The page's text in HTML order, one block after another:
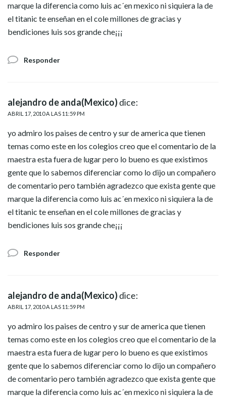
marque la diferencia como luis ac´en mexico ni siquiera la de
el titanic te enseñan en el cole millones de gracias y
bendiciones luis sos grande che¡¡¡
Responder
alejandro de anda(Mexico)dice:
ABRIL 17, 2010 A LAS 11:59 PM
yo admiro los paises de centro y sur de america que tienen
temas como este en los colegios creo que el comentario de la
maestra esta fuera de lugar pero lo bueno es que existimos
gente que lo sabemos diferenciar como lo dijo un compañero
de comentario pero también agradezco que exista gente que
marque la diferencia como luis ac´en mexico ni siquiera la de
el titanic te enseñan en el cole millones de gracias y
bendiciones luis sos grande che¡¡¡
Responder
alejandro de anda(Mexico)dice:
ABRIL 17, 2010 A LAS 11:59 PM
yo admiro los paises de centro y sur de america que tienen
temas como este en los colegios creo que el comentario de la
maestra esta fuera de lugar pero lo bueno es que existimos
gente que lo sabemos diferenciar como lo dijo un compañero
de comentario pero también agradezco que exista gente que
marque la diferencia como luis ac´en mexico ni siquiera la de